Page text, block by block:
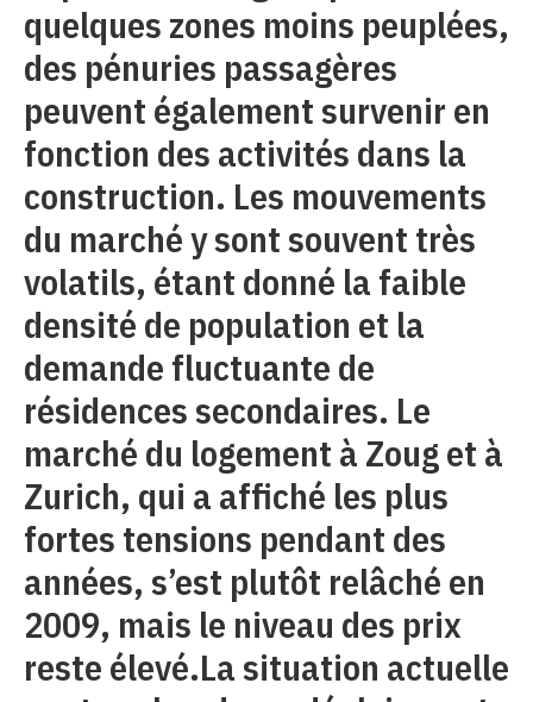
quelques zones moins peuplées,
des pénuries passagères
peuvent également survenir en
fonction des activités dans la
construction. Les mouvements
du marché y sont souvent très
volatils, étant donné la faible
densité de population et la
demande fluctuante de
résidences secondaires. Le
marché du logement à Zoug et à
Zurich, qui a affiché les plus
fortes tensions pendant des
années, s’est plutôt relâché en
2009, mais le niveau des prix
reste élevé.La situation actuelle